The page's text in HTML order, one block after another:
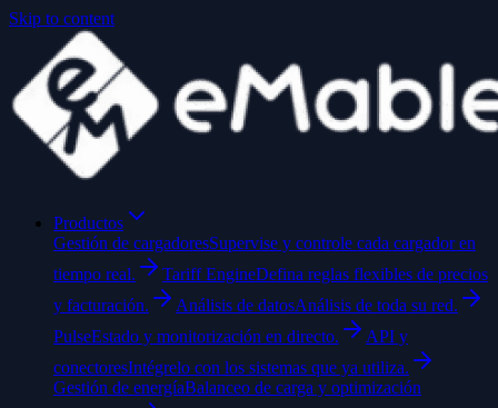
Skip to content
Productos
Gestión de cargadoresSupervise y controle cada cargador en
tiempo real.
Tariff EngineDefina reglas flexibles de precios
y facturación.
Análisis de datosAnálisis de toda su red.
PulseEstado y monitorización en directo.
API y
conectoresIntégrelo con los sistemas que ya utiliza.
Gestión de energíaBalanceo de carga y optimización